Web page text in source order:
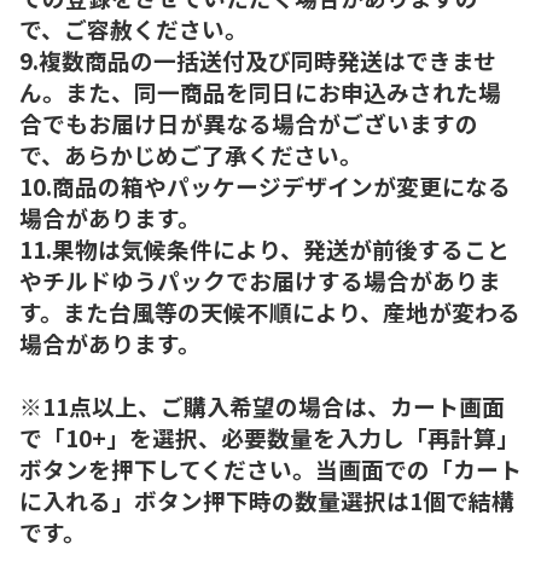
で、ご容赦ください。
9.複数商品の一括送付及び同時発送はできませ
ん。また、同一商品を同日にお申込みされた場
合でもお届け日が異なる場合がございますの
で、あらかじめご了承ください。
10.商品の箱やパッケージデザインが変更になる
場合があります。
11.果物は気候条件により、発送が前後すること
やチルドゆうパックでお届けする場合がありま
す。また台風等の天候不順により、産地が変わる
場合があります。
※11点以上、ご購入希望の場合は、カート画面
で「10+」を選択、必要数量を入力し「再計算」
ボタンを押下してください。当画面での「カート
に入れる」ボタン押下時の数量選択は1個で結構
です。